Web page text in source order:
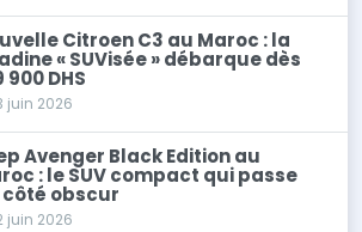
Citroen C3 au Maroc : la
« SUVisée » débarque dès
900 DHS
juin 2026
Avenger Black Edition au
: le SUV compact qui passe
obscur
juin 2026